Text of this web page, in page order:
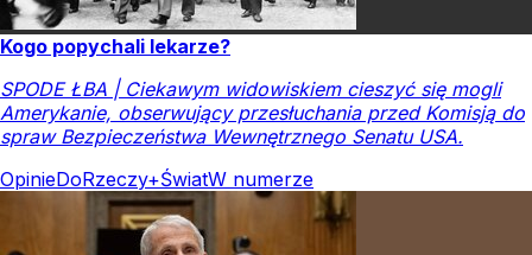
Kogo popychali lekarze?
SPODE ŁBA | Ciekawym widowiskiem cieszyć się mogli
Amerykanie, obserwujący przesłuchania przed Komisją do
spraw Bezpieczeństwa Wewnętrznego Senatu USA.
OpinieDoRzeczy+ŚwiatW numerze